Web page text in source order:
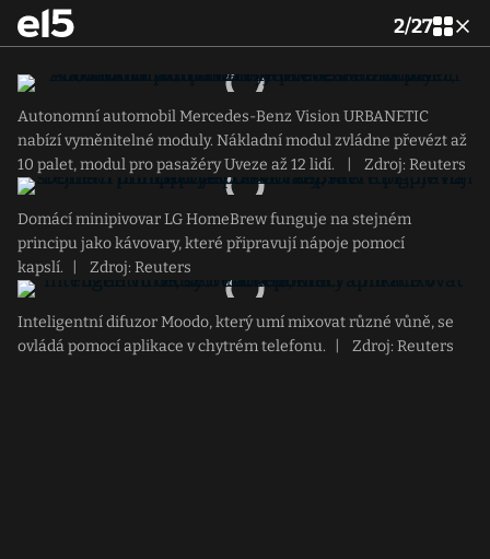
2/27
Autonomní automobil Mercedes-Benz Vision URBANETIC
nabízí vyměnitelné moduly. Nákladní modul zvládne převézt až
10 palet, modul pro pasažéry Uveze až 12 lidí.
Zdroj: Reuters
Domácí minipivovar LG HomeBrew funguje na stejném
principu jako kávovary, které připravují nápoje pomocí
kapslí.
Zdroj: Reuters
Inteligentní difuzor Moodo, který umí mixovat různé vůně, se
ovládá pomocí aplikace v chytrém telefonu.
Zdroj: Reuters